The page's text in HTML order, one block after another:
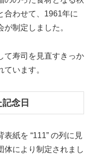
合わせて、1961年に
制定しました。
て寿司を見直すきっか
います。
念日
表紙を “111” の列に見
体により制定されまし